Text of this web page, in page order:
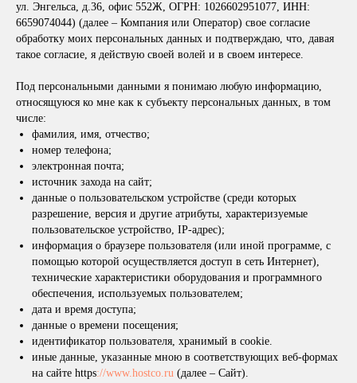
ул. Энгельса, д.36, офис 552Ж, ОГРН: 1026602951077, ИНН:
6659074044) (далее – Компания или Оператор) свое согласие
обработку моих персональных данных и подтверждаю, что, давая
такое согласие, я действую своей волей и в своем интересе.
Под персональными данными я понимаю любую информацию,
относящуюся ко мне как к субъекту персональных данных, в том
числе:
фамилия, имя, отчество;
номер телефона;
электронная почта;
источник захода на сайт;
данные о пользовательском устройстве (среди которых
разрешение, версия и другие атрибуты, характеризуемые
пользовательское устройство, IP-адрес);
информация о браузере пользователя (или иной программе, с
помощью которой осуществляется доступ в сеть Интернет),
технические характеристики оборудования и программного
обеспечения, используемых пользователем;
дата и время доступа;
данные о времени посещения;
идентификатор пользователя, хранимый в cookie.
иные данные, указанные мною в соответствующих веб-формах
на сайте https://www.hostco.ru (далее – Сайт).